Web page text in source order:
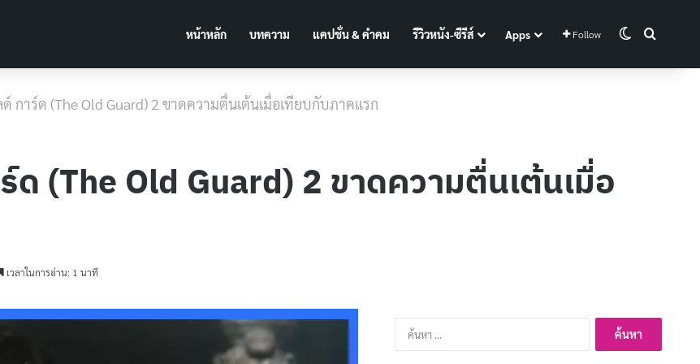
หน้าหลัก บทความ แคปชั่น & คำคม รีวิวหนัง-ซีรีส์ Apps Follow Switch skin
ด์ การ์ด (The Old Guard) 2 ขาดความตื่นเต้นเมื่อเทียบกับภาคแรก
ด (The Old Guard) 2 ขาดความตื่นเต้นเมื่อ
เวลาในการอ่าน: 1 นาที
ค้นหา
สำหรับ: